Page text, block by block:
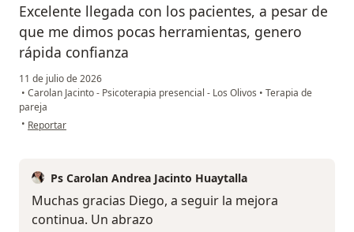
Excelente llegada con los pacientes, a pesar de
que me dimos pocas herramientas, genero
rápida confianza
11 de julio de 2026
• Carolan Jacinto - Psicoterapia presencial - Los Olivos • Terapia de
pareja
• en opinión del usuario Diego Samuel Campos Pachas
Reportar
Ps Carolan Andrea Jacinto Huaytalla
Muchas gracias Diego, a seguir la mejora
continua. Un abrazo